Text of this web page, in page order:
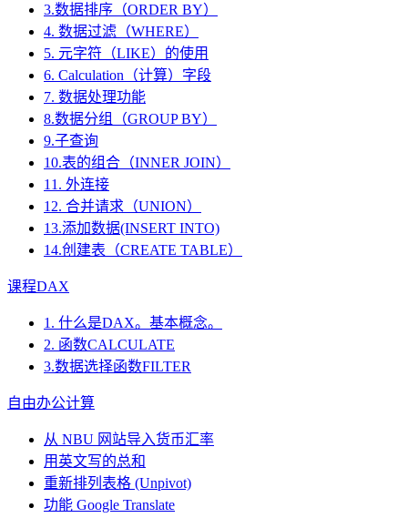
3.数据排序（ORDER BY）
4. 数据过滤（WHERE）
5. 元字符（LIKE）的使用
6. Calculation（计算）字段
7. 数据处理功能
8.数据分组（GROUP BY）
9.子查询
10.表的组合（INNER JOIN）
11. 外连接
12. 合并请求（UNION）
13.添加数据(INSERT INTO)
14.创建表（CREATE TABLE）
课程DAX
1. 什么是DAX。基本概念。
2. 函数CALCULATE
3.数据选择函数FILTER
自由办公计算
从 NBU 网站导入货币汇率
用英文写的总和
重新排列表格 (Unpivot)
功能 Google Translate